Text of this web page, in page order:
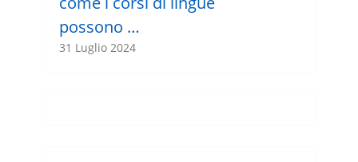
possono …
31 Luglio 2024